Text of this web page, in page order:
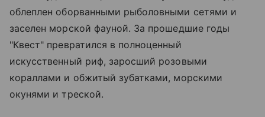
облеплен оборванными рыболовными сетями и
заселен морской фауной. За прошедшие годы
"Квест" превратился в полноценный
искусственный риф, заросший розовыми
кораллами и обжитый зубатками, морскими
окунями и треской.